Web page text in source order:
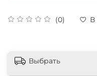
(0) В
Выбрать